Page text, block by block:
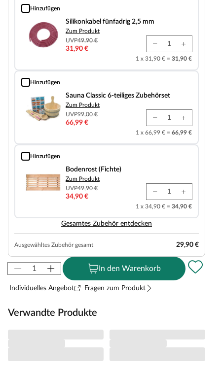
Hinzufügen
Silikonkabel fünfadrig 2,5 mm
Silikonkabel fünfadrig 2,5 mm
Zum Produkt
UVP49,90 €
31,90 €
1 x 31,90 € = 31,90 €
Hinzufügen
Sauna Classic 6-teiliges Zubehörset
Sauna Classic 6-teiliges Zubehörset
Zum Produkt
UVP99,00 €
66,99 €
1 x 66,99 € = 66,99 €
Hinzufügen
Bodenrost (Fichte)
Bodenrost (Fichte)
Zum Produkt
UVP49,90 €
34,90 €
1 x 34,90 € = 34,90 €
Gesamtes Zubehör entdecken
Ausgewähltes Zubehör gesamt 29,90 €
In den Warenkorb
Individuelles Angebot Fragen zum Produkt
Verwandte Produkte